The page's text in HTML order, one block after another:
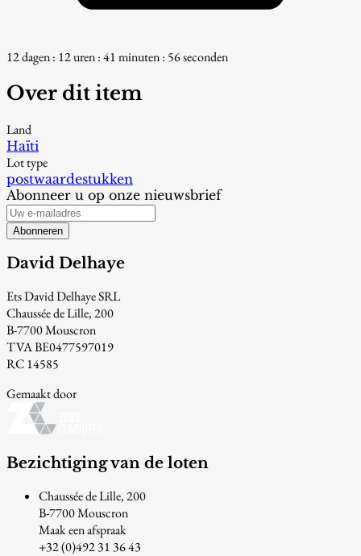
12 dagen : 12 uren : 41 minuten : 55 seconden
Over dit item
Land
Haïti
Lot type
postwaardestukken
Abonneer u op onze nieuwsbrief
Abonneren
David Delhaye
Ets David Delhaye SRL
Chaussée de Lille, 200
B-7700 Mouscron
TVA BE0477597019
RC 14585
Gemaakt door
Bezichtiging van de loten
Chaussée de Lille, 200
B-7700 Mouscron
Maak een afspraak
+32 (0)492 31 36 43